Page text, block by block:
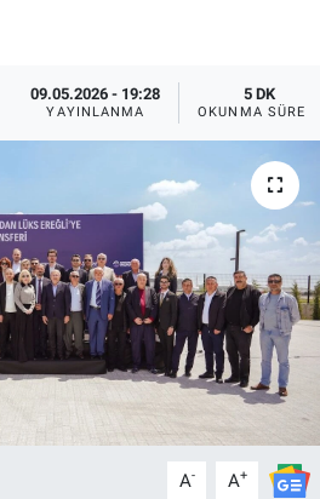
09.05.2026 - 19:28
YAYINLANMA
5 DK
OKUNMA SÜRESI
A- A+